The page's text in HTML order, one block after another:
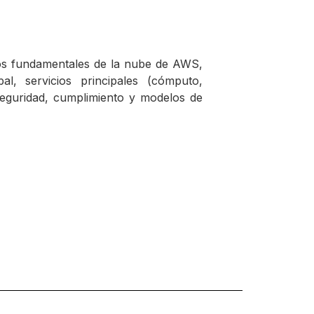
fundamentales de la nube de AWS,
servicios principales (cómputo,
cumplimiento y modelos de